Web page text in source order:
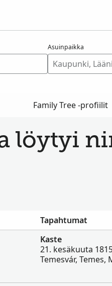
Asuinpaikka
Family Tree -profiilit
löytyi
Tapahtumat
Kaste
21. kesäkuuta
Temesvár, Temes,